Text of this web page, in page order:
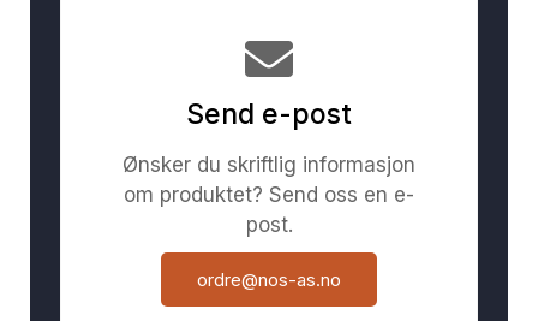
Send e-post
Ønsker du skriftlig informasjon
om produktet? Send oss en e-
post.
ordre@nos-as.no